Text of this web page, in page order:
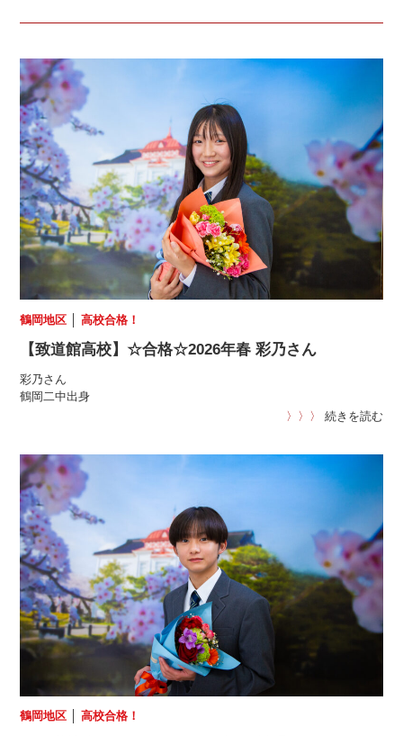
鶴岡地区 │高校合格！
【致道館高校】☆合格☆2026年春 彩乃さん
彩乃さん
鶴岡二中出身
〉〉〉
続きを読む
鶴岡地区 │高校合格！